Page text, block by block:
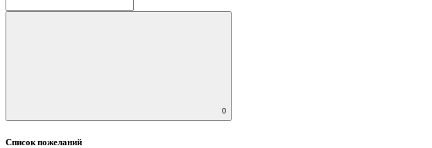
0
Список пожеланий